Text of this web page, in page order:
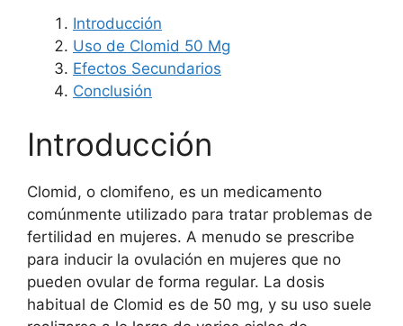
Introducción
Uso de Clomid 50 Mg
Efectos Secundarios
Conclusión
Introducción
Clomid, o clomifeno, es un medicamento
comúnmente utilizado para tratar problemas de
fertilidad en mujeres. A menudo se prescribe
para inducir la ovulación en mujeres que no
pueden ovular de forma regular. La dosis
habitual de Clomid es de 50 mg, y su uso suele